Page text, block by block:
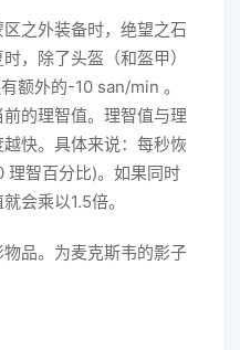
之外装备时，绝望之石
，除了头盔（和盔甲）
额外的-10 san/min 。
的理智值。理智值与理
快。具体来说：每秒恢
智百分比)。如果同时
会乘以1.5倍。
品。为麦克斯韦的影子